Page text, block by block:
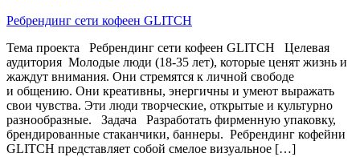
Ребрендинг сети кофеен GLITCH
Тема проекта Ребрендинг сети кофеен GLITCH Целевая
аудитория Молодые люди (18-35 лет), которые ценят жизнь и
жаждут внимания. Они стремятся к личной свободе
и общению. Они креативны, энергичны и умеют выражать
свои чувства. Эти люди творческие, открытые и культурно
разнообразные. Задача Разработать фирменную упаковку,
брендированные стаканчики, баннеры. Ребрендинг кофейни
GLITCH представляет собой смелое визуальное […]